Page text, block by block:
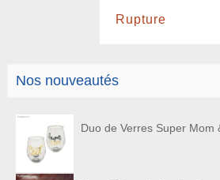
Nos nouveautés
Duo de Verres Super Mom
Rupture